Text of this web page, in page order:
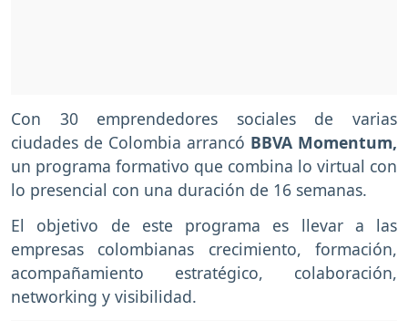
Con 30 emprendedores sociales de varias
ciudades de Colombia arrancó BBVA Momentum,
un programa formativo que combina lo virtual con
lo presencial con una duración de 16 semanas.
El objetivo de este programa es llevar a las
empresas colombianas crecimiento, formación,
acompañamiento estratégico, colaboración,
networking y visibilidad.